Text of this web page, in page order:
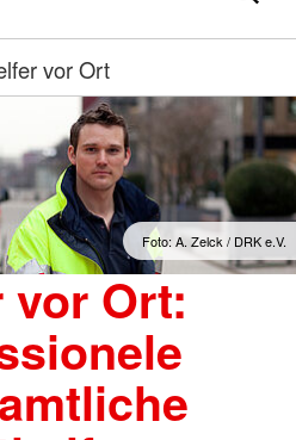
vor Ort
Foto: A. Zelck / DRK e.V.
vor Ort: